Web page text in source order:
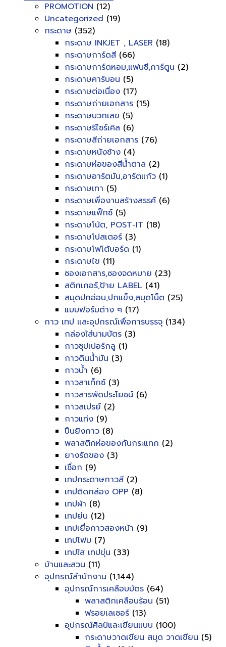
PROMOTION (12)
Uncategorized (19)
กระดาษ (352)
กระดาษ INKJET , LASER (18)
กระดาษการ์ดสี (66)
กระดาษการ์ดหอม,แฟนซี,การ์ตูน (2)
กระดาษคาร์บอน (5)
กระดาษต่อเนื่อง (17)
กระดาษถ่ายเอกสาร (15)
กระดาษบวกเลข (5)
กระดาษรีไซร์เคิล (6)
กระดาษสีถ่ายเอกสาร (76)
กระดาษหนังช้าง (4)
กระดาษห่อของสีน้ำตาล (2)
กระดาษอาร์ตมัน,อาร์ตแก้ว (1)
กระดาษเทา (5)
กระดาษเพื่องานสร้างสรรค์ (6)
กระดาษแฟ็กซ์ (5)
กระดาษโน้ต, POST-IT (18)
กระดาษโปสเตอร์ (3)
กระดาษโฟโต้บอร์ด (1)
กระดาษไข (11)
ซองเอกสาร,ซองจดหมาย (23)
สติกเกอร์,ป้าย LABEL (41)
สมุดปกอ่อน,ปกแข็ง,สมุดโน็ต (25)
แบบฟอร์มต่าง ๆ (17)
กาว เทป และอุปกรณ์เพื่อการบรรจุ (134)
กล่องใส่นามบัตร (3)
กาวซุปเปอร์กลู (1)
กาวดินน้ำมัน (3)
กาวน้ำ (6)
กาวลาเท็กซ์ (3)
กาวสารพัดประโยชน์ (6)
กาวสเปรย์ (2)
กาวแท่ง (9)
ปืนยิงกาว (8)
พลาสติกห่อของกันกระแทก (2)
ยางรัดของ (3)
เชื่อก (9)
เทปกระดาษกาวสี (2)
เทปติดกล่อง OPP (8)
เทปผ้า (8)
เทปย่น (12)
เทปเยื่อกาวสองหน้า (9)
เทปโฟม (7)
เทปใส เทปขุ่น (33)
บ้านและสวน (11)
อุปกรณ์สำนักงาน (1,144)
อุปกรณ์การเคลือบบัตร (64)
พลาสติกเคลือบร้อน (51)
ฟรอยเลเซอร์ (13)
อุปกรณ์ศิลป์และเขียนแบบ (100)
กระดาษวาดเขียน สมุด วาดเขียน (5)